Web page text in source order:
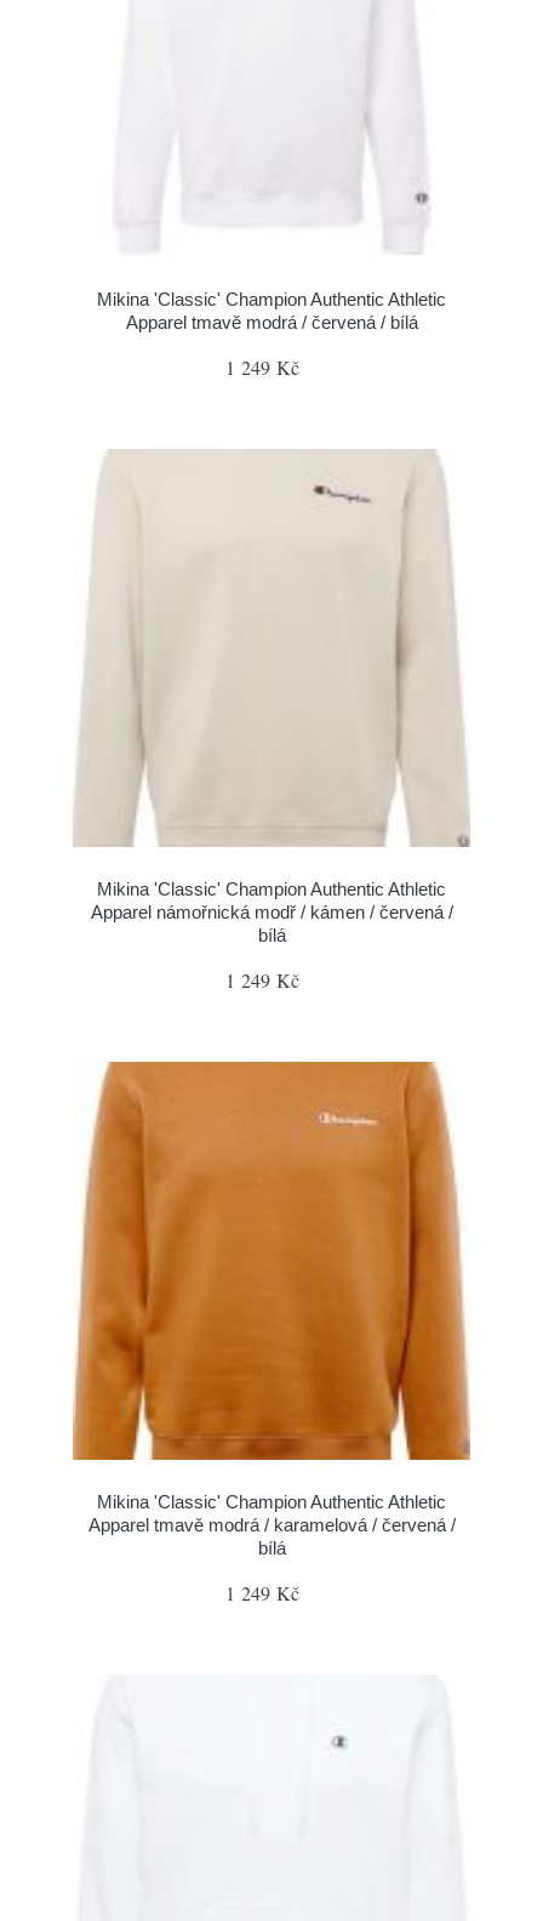
Mikina 'Classic' Champion Authentic Athletic
Apparel tmavě modrá / červená / bílá
1 249 Kč
Mikina 'Classic' Champion Authentic Athletic
Apparel námořnická modř / kámen / červená /
bílá
1 249 Kč
Mikina 'Classic' Champion Authentic Athletic
Apparel tmavě modrá / karamelová / červená /
bílá
1 249 Kč